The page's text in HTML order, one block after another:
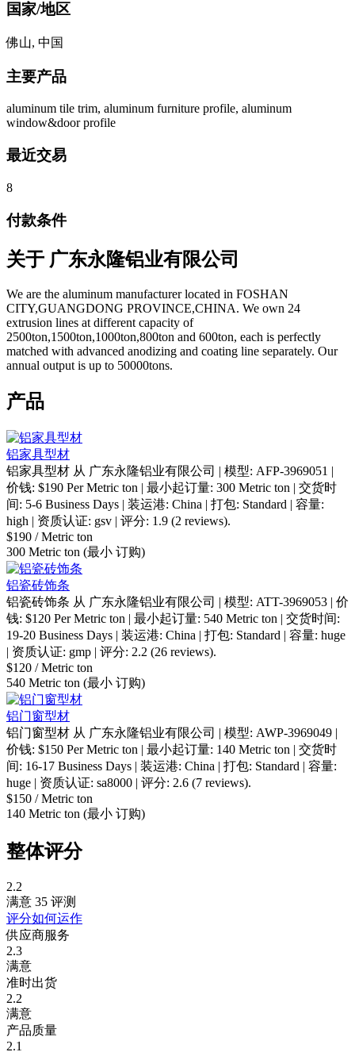
国家/地区
佛山, 中国
主要产品
aluminum tile trim, aluminum furniture profile, aluminum
window&door profile
最近交易
8
付款条件
关于 广东永隆铝业有限公司
We are the aluminum manufacturer located in FOSHAN
CITY,GUANGDONG PROVINCE,CHINA. We own 24
extrusion lines at different capacity of
2500ton,1500ton,1000ton,800ton and 600ton, each is perfectly
matched with advanced anodizing and coating line separately. Our
annual output is up to 50000tons.
产品
铝家具型材
铝家具型材 从 广东永隆铝业有限公司 | 模型: AFP-3969051 |
价钱: $190 Per Metric ton | 最小起订量: 300 Metric ton | 交货时
间: 5-6 Business Days | 装运港: China | 打包: Standard | 容量:
high | 资质认证: gsv | 评分: 1.9 (2 reviews).
$190 / Metric ton
300 Metric ton (最小 订购)
铝瓷砖饰条
铝瓷砖饰条 从 广东永隆铝业有限公司 | 模型: ATT-3969053 | 价
钱: $120 Per Metric ton | 最小起订量: 540 Metric ton | 交货时间:
19-20 Business Days | 装运港: China | 打包: Standard | 容量: huge
| 资质认证: gmp | 评分: 2.2 (26 reviews).
$120 / Metric ton
540 Metric ton (最小 订购)
铝门窗型材
铝门窗型材 从 广东永隆铝业有限公司 | 模型: AWP-3969049 |
价钱: $150 Per Metric ton | 最小起订量: 140 Metric ton | 交货时
间: 16-17 Business Days | 装运港: China | 打包: Standard | 容量:
huge | 资质认证: sa8000 | 评分: 2.6 (7 reviews).
$150 / Metric ton
140 Metric ton (最小 订购)
整体评分
2.2
满意 35 评测
评分如何运作
供应商服务
2.3
满意
准时出货
2.2
满意
产品质量
2.1